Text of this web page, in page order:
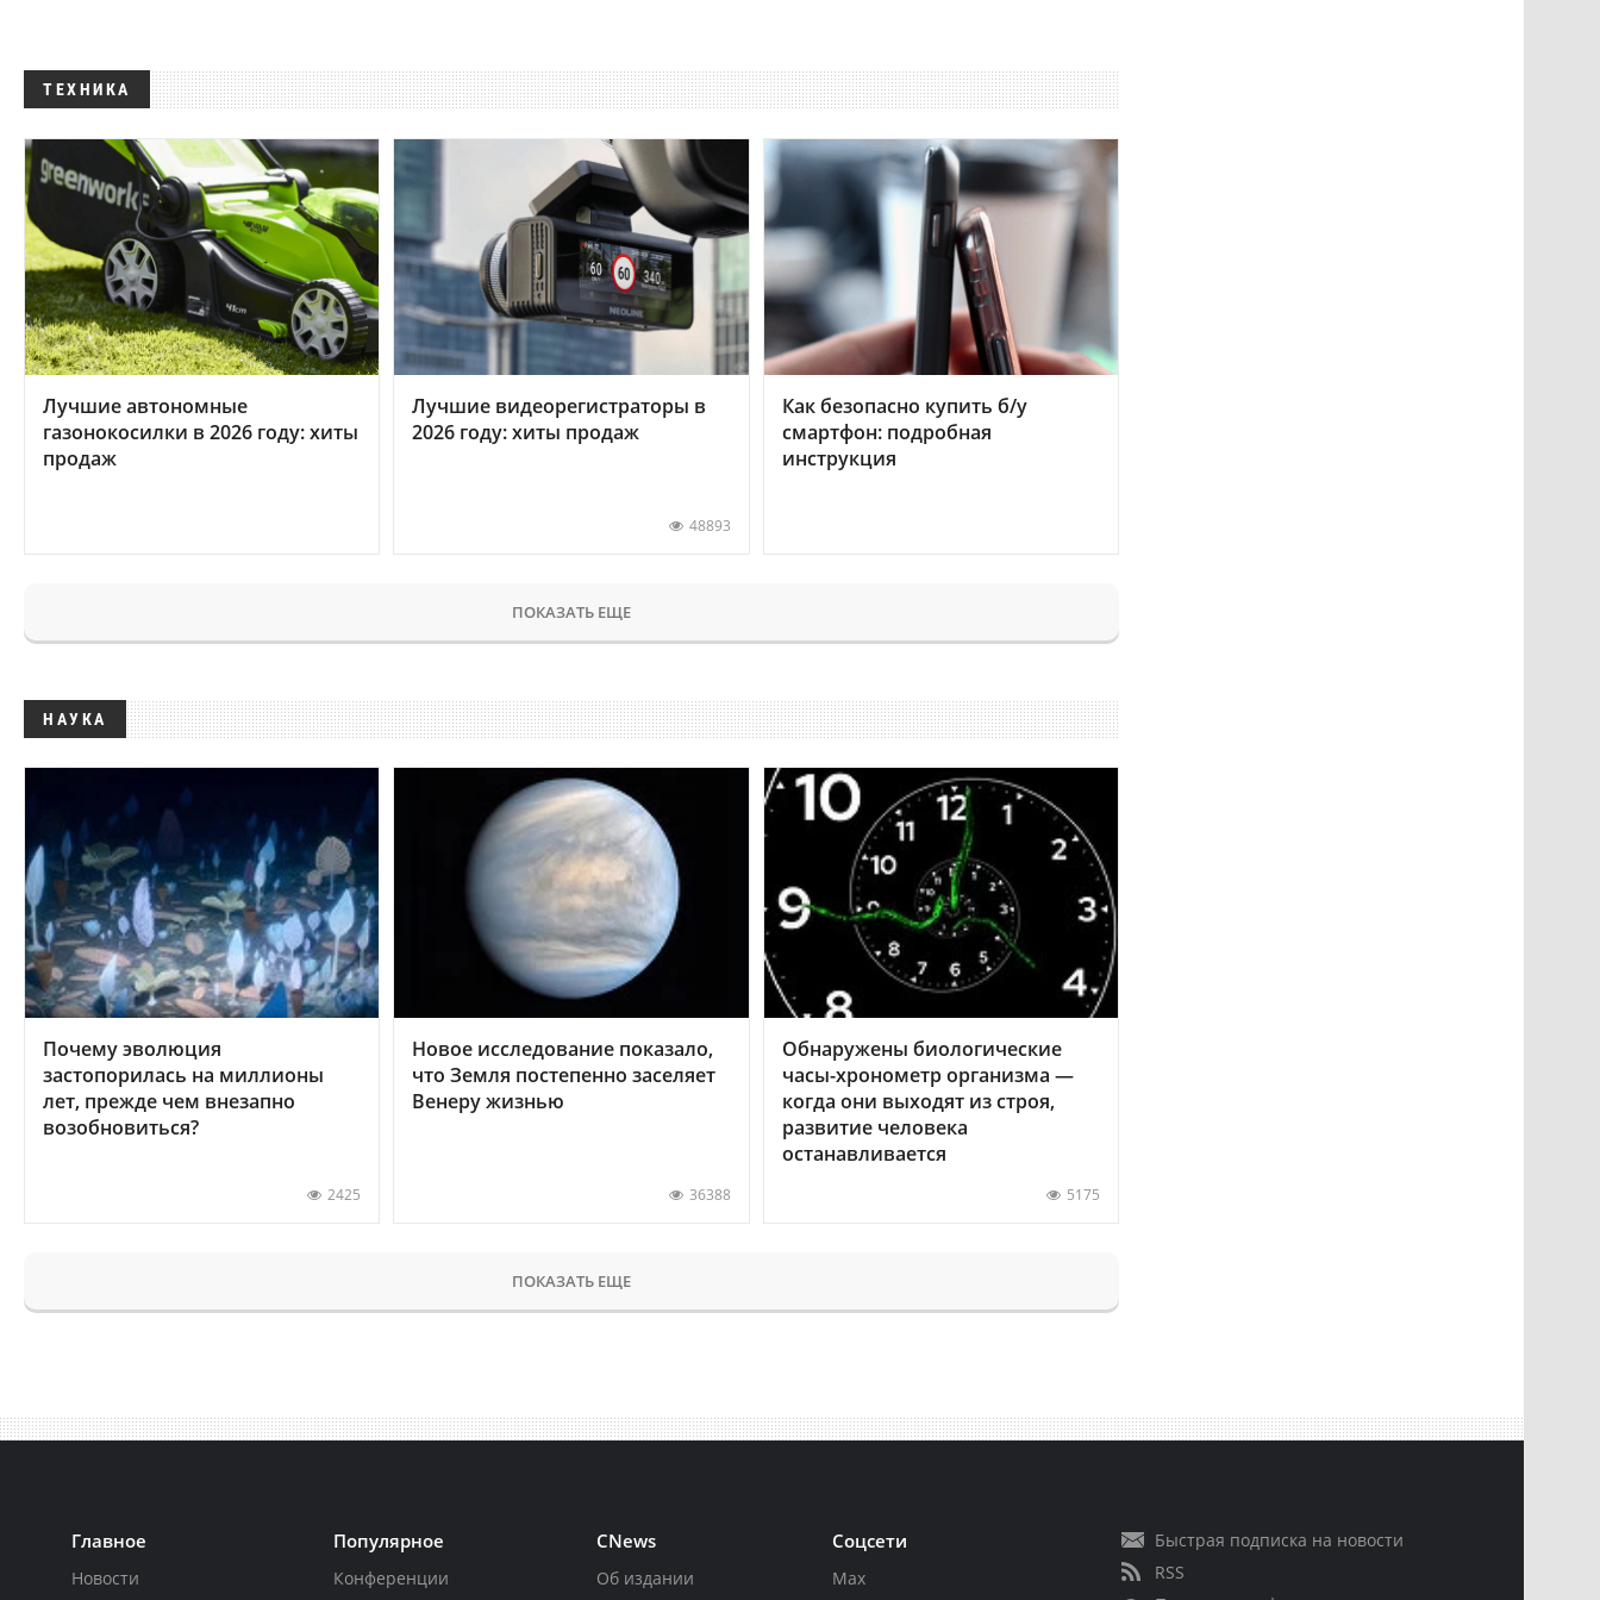
ТЕХНИКА
Лучшие автономные
газонокосилки в 2026 году: хиты
продаж
Лучшие видеорегистраторы в
2026 году: хиты продаж
48893
Как безопасно купить б/у
смартфон: подробная
инструкция
ПОКАЗАТЬ ЕЩЕ
НАУКА
Почему эволюция
застопорилась на миллионы
лет, прежде чем внезапно
возобновиться?
2425
Новое исследование показало,
что Земля постепенно заселяет
Венеру жизнью
36388
Обнаружены биологические
часы-хронометр организма —
когда они выходят из строя,
развитие человека
останавливается
5175
ПОКАЗАТЬ ЕЩЕ
Главное
Новости
Популярное
Конференции
CNews
Об издании
Соцсети
Max
Быстрая подписка на новости
RSS